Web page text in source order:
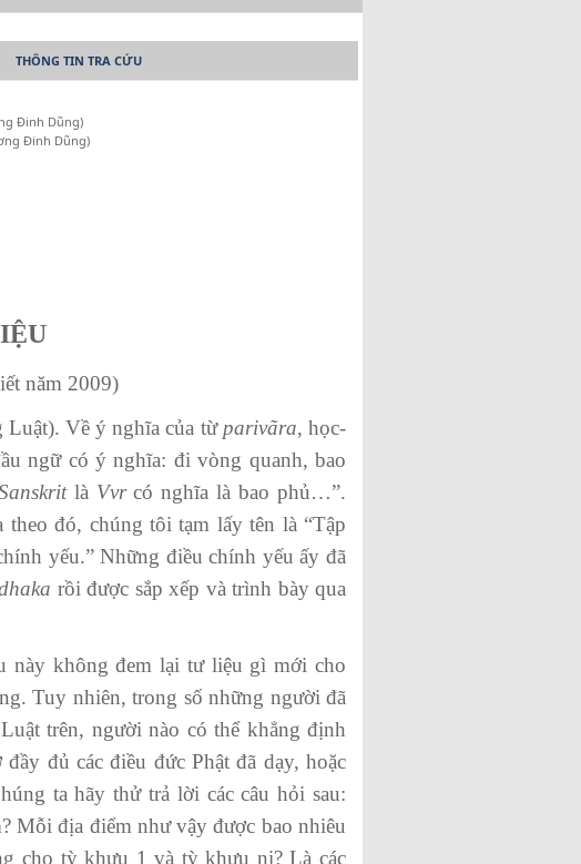
THÔNG TIN TRA CỨU
Đinh Dũng)
Đinh Dũng)
năm 2009)
Luật). Về ý nghĩa của từ parivãra, học-
ngữ có ý nghĩa: đi vòng quanh, bao
là Vvrcó nghĩa là bao phủ…”.
đó, chúng tôi tạm lấy tên là “Tập
yếu.” Những điều chính yếu ấy đã
rồi được sắp xếp và trình bày qua
này không đem lại tư liệu gì mới cho
Tuy nhiên, trong số những người đã
trên, người nào có thể khẳng định
đủ các điều đức Phật đã dạy, hoặc
ta hãy thử trả lời các câu hỏi sau:
Mỗi địa điểm như vậy được bao nhiêu
cho tỳ khưu 1 và tỳ khưu ni? Là các